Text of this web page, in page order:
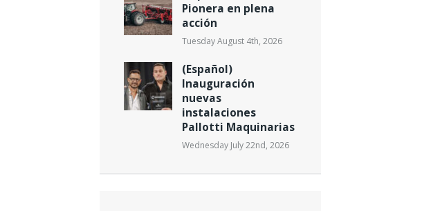
Pionera en plena
acción
Tuesday August 4th, 2026
(Español)
Inauguración
nuevas
instalaciones
Pallotti Maquinarias
Wednesday July 22nd, 2026